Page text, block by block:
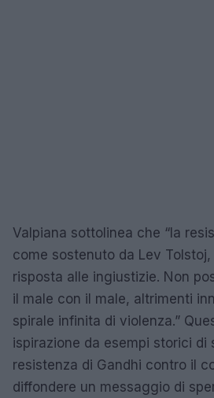
Valpiana sottolinea che “la
come sostenuto da Lev
risposta alle ingiustizie. Non
il male con il male, altrimenti
spirale infinita di violenza.”
ispirazione da esempi storici di
resistenza di Gandhi contro il
diffondere un messaggio di